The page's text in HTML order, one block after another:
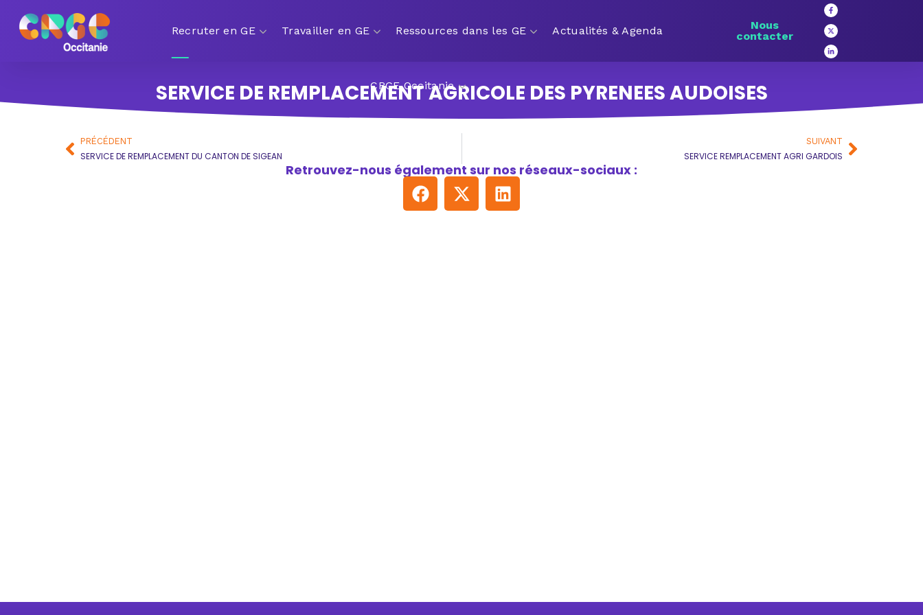
Recruter en GE Travailler en GE Ressources dans les GE Actualités & Agenda
CRGE Occitanie
Nous
contacter
SERVICE DE REMPLACEMENT AGRICOLE DES PYRENEES AUDOISES
PRÉCÉDENT
SERVICE DE REMPLACEMENT DU CANTON DE SIGEAN
SUIVANT
SERVICE REMPLACEMENT AGRI GARDOIS
Retrouvez-nous également sur nos réseaux-sociaux :